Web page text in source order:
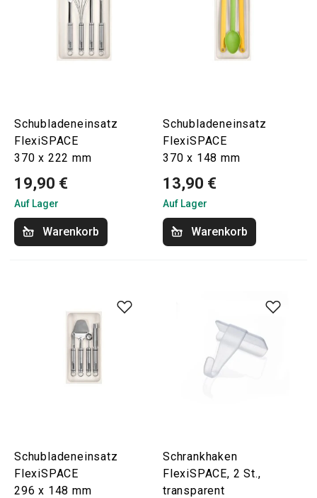
Schubladeneinsatz
FlexiSPACE
370 x 222 mm
19,90 €
Auf Lager
Warenkorb
Schubladeneinsatz
FlexiSPACE
370 x 148 mm
13,90 €
Auf Lager
Warenkorb
Schubladeneinsatz
FlexiSPACE
296 x 148 mm
Schrankhaken
FlexiSPACE, 2 St.,
transparent